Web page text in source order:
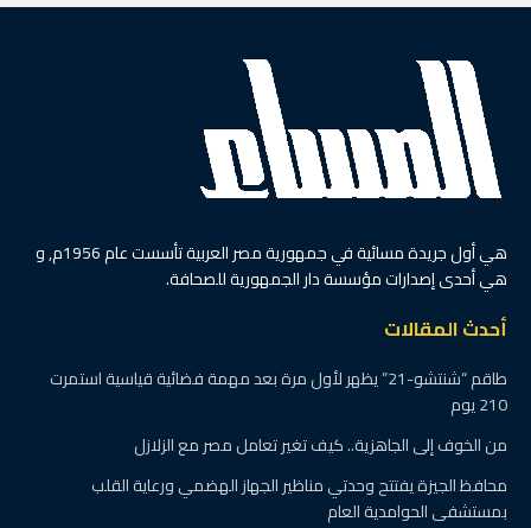
هي أول جريدة مسائية في جمهورية مصر العربية تأسست عام 1956م, و
هي أحدى إصدارات مؤسسة دار الجمهورية للصحافة.
أحدث المقالات
طاقم “شنتشو-21” يظهر لأول مرة بعد مهمة فضائية قياسية استمرت
210 يوم
من الخوف إلى الجاهزية.. كيف تغير تعامل مصر مع الزلازل
محافظ الجيزة يفتتح وحدتي مناظير الجهاز الهضمي ورعاية القلب
بمستشفى الحوامدية العام